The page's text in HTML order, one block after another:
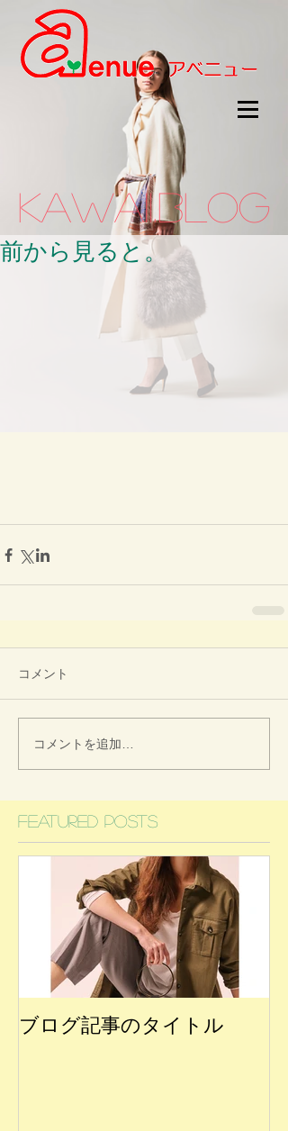
kawaii.BLOG
前から見ると。
コメント
コメントを追加…
Featured Posts
ブログ記事のタイトル